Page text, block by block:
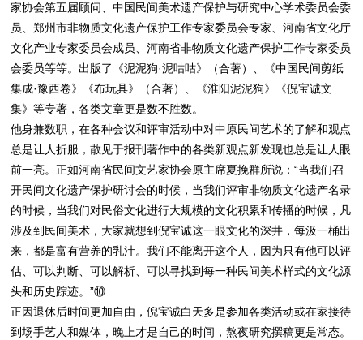
家协会第五届顾问、中国民间美术遗产保护与研究中心学术委员会委
员、郑州市非物质文化遗产保护工作专家委员会专家、河南省文化厅
文化产业专家委员会成员、河南省非物质文化遗产保护工作专家委员
会委员等等。出版了《泥泥狗·泥咕咕》（合著）、《中国民间剪纸
集成·豫西卷》《布玩具》（合著）、《淮阳泥泥狗》《倪宝诚文
集》等专著，各类文章更是数不胜数。
他身兼数职，在各种会议和评审活动中对中原民间艺术的了解和观点
总是让人折服，散见于报刊著作中的各类新观点新发现也总是让人眼
前一亮。正如河南省民间文艺家协会原主席夏挽群所说：“当我们召
开民间文化遗产保护研讨会的时候，当我们评审非物质文化遗产名录
的时候，当我们对民俗文化进行大规模的文化积累和传播的时候，凡
涉及到民间美术，大家就想到倪宝诚这一眼文化的深井，每汲一桶出
来，都是富有营养的乳汁。我们不能离开这个人，因为只有他可以评
估、可以判断、可以解析、可以寻找到每一种民间美术样式的文化源
头和历史踪迹。”⑩
正因退休后时间更加自由，倪宝诚白天多是参加各类活动或在家接待
到场手艺人和媒体，晚上才是自己的时间，熬夜研究撰稿更是常态。